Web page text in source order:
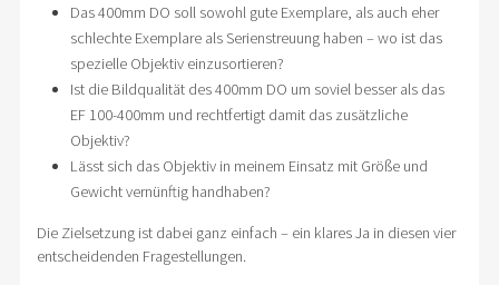
Das 400mm DO soll sowohl gute Exemplare, als auch eher
schlechte Exemplare als Serienstreuung haben – wo ist das
spezielle Objektiv einzusortieren?
Ist die Bildqualität des 400mm DO um soviel besser als das
EF 100-400mm und rechtfertigt damit das zusätzliche
Objektiv?
Lässt sich das Objektiv in meinem Einsatz mit Größe und
Gewicht vernünftig handhaben?
Die Zielsetzung ist dabei ganz einfach – ein klares Ja in diesen vier
entscheidenden Fragestellungen.